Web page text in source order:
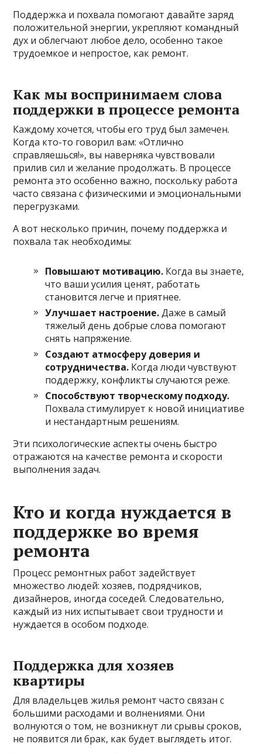
Поддержка и похвала помогают давайте заряд
положительной энергии, укрепляют командный
дух и облегчают любое дело, особенно такое
трудоемкое и непростое, как ремонт.
Как мы воспринимаем слова
поддержки в процессе ремонта
Каждому хочется, чтобы его труд был замечен.
Когда кто-то говорил вам: «Отлично
справляешься!», вы наверняка чувствовали
прилив сил и желание продолжать. В процессе
ремонта это особенно важно, поскольку работа
часто связана с физическими и эмоциональными
перегрузками.
А вот несколько причин, почему поддержка и
похвала так необходимы:
Повышают мотивацию. Когда вы знаете,
что ваши усилия ценят, работать
становится легче и приятнее.
Улучшает настроение.Даже в самый
тяжелый день добрые слова помогают
снять напряжение.
Создают атмосферу доверия и
сотрудничества. Когда люди чувствуют
поддержку, конфликты случаются реже.
Способствуют творческому подходу.
Похвала стимулирует к новой инициативе
и нестандартным решениям.
Эти психологические аспекты очень быстро
отражаются на качестве ремонта и скорости
выполнения задач.
Кто и когда нуждается в
поддержке во время
ремонта
Процесс ремонтных работ задействует
множество людей: хозяев, подрядчиков,
дизайнеров, иногда соседей. Следовательно,
каждый из них испытывает свои трудности и
нуждается в особом подходе.
Поддержка для хозяев
квартиры
Для владельцев жилья ремонт часто связан с
большими расходами и волнениями. Они
волнуются о том, не возникнут ли срывы сроков,
не появится ли брак, как будет выглядеть итог.